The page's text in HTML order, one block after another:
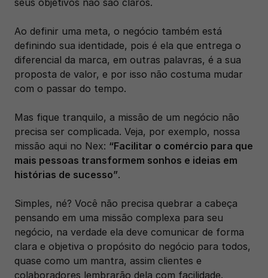
seus objetivos não são claros.
Ao definir uma meta, o negócio também está
definindo sua identidade, pois é ela que entrega o
diferencial da marca, em outras palavras, é a sua
proposta de valor, e por isso não costuma mudar
com o passar do tempo.
Mas fique tranquilo, a missão de um negócio não
precisa ser complicada. Veja, por exemplo, nossa
missão aqui no Nex: “Facilitar o comércio para que
mais pessoas transformem sonhos e ideias em
histórias de sucesso”.
Simples, né? Você não precisa quebrar a cabeça
pensando em uma missão complexa para seu
negócio, na verdade ela deve comunicar de forma
clara e objetiva o propósito do negócio para todos,
quase como um mantra, assim clientes e
colaboradores lembrarão dela com facilidade.